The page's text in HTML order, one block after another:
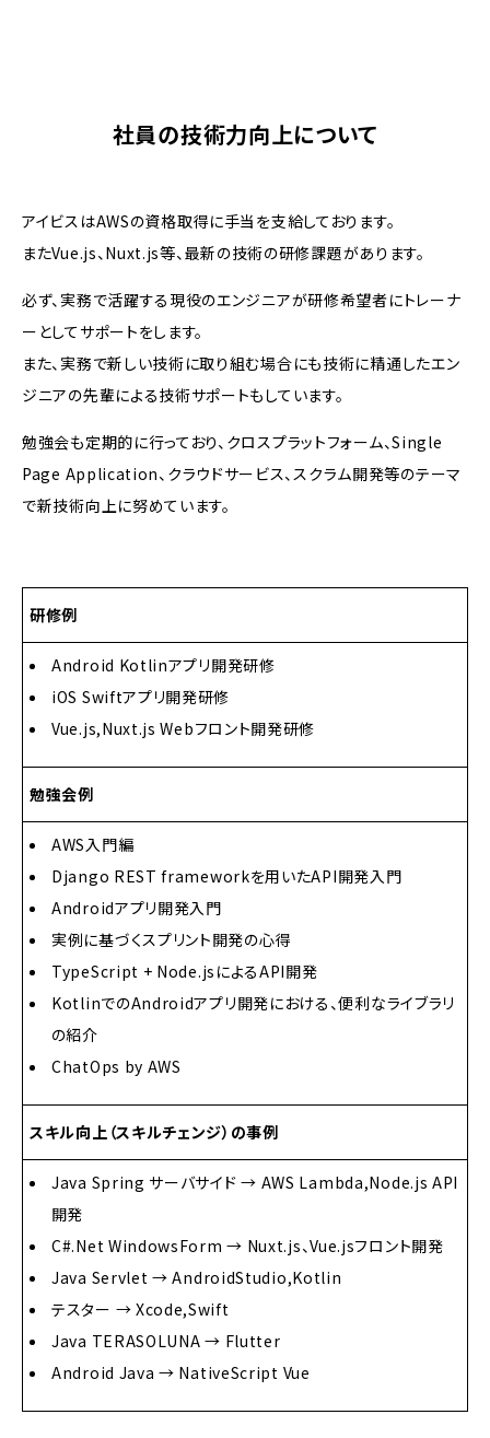
社員の技術力向上について
アイビスはAWSの資格取得に手当を支給しております。
またVue.js、Nuxt.js等、最新の技術の研修課題があります。
必ず、実務で活躍する現役のエンジニアが研修希望者にトレーナ
ーとしてサポートをします。
また、実務で新しい技術に取り組む場合にも技術に精通したエン
ジニアの先輩による技術サポートもしています。
勉強会も定期的に行っており、クロスプラットフォーム、Single
Page Application、クラウドサービス、スクラム開発等のテーマ
で新技術向上に努めています。
研修例
Android Kotlinアプリ開発研修
iOS Swiftアプリ開発研修
Vue.js,Nuxt.js Webフロント開発研修
勉強会例
AWS入門編
Django REST frameworkを用いたAPI開発入門
Androidアプリ開発入門
実例に基づくスプリント開発の心得
TypeScript + Node.jsによるAPI開発
KotlinでのAndroidアプリ開発における、便利なライブラリ
の紹介
ChatOps by AWS
スキル向上（スキルチェンジ）の事例
Java Spring サーバサイド → AWS Lambda,Node.js API
開発
C#.Net WindowsForm → Nuxt.js、Vue.jsフロント開発
Java Servlet → AndroidStudio,Kotlin
テスター → Xcode,Swift
Java TERASOLUNA → Flutter
Android Java → NativeScript Vue